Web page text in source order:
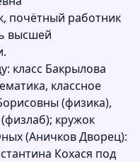
почётный работник
высшей
класс Бакрылова
классное
(физика),
кружок
(Аничков Дворец):
Кохася под